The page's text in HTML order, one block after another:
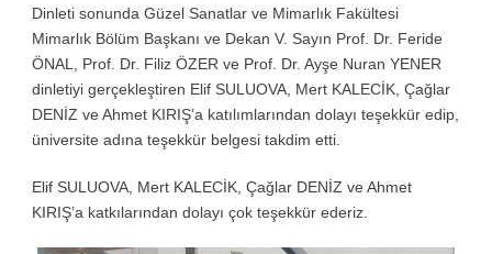
Dinleti sonunda Güzel Sanatlar ve Mimarlık Fakültesi
Mimarlık Bölüm Başkanı ve Dekan V. Sayın Prof. Dr. Feride
ÖNAL, Prof. Dr. Filiz ÖZER ve Prof. Dr. Ayşe Nuran YENER
dinletiyi gerçekleştiren Elif SULUOVA, Mert KALECİK, Çağlar
DENİZ ve Ahmet KIRIŞ’a katılımlarından dolayı teşekkür edip,
üniversite adına teşekkür belgesi takdim etti.
Elif SULUOVA, Mert KALECİK, Çağlar DENİZ ve Ahmet
KIRIŞ’a katkılarından dolayı çok teşekkür ederiz.